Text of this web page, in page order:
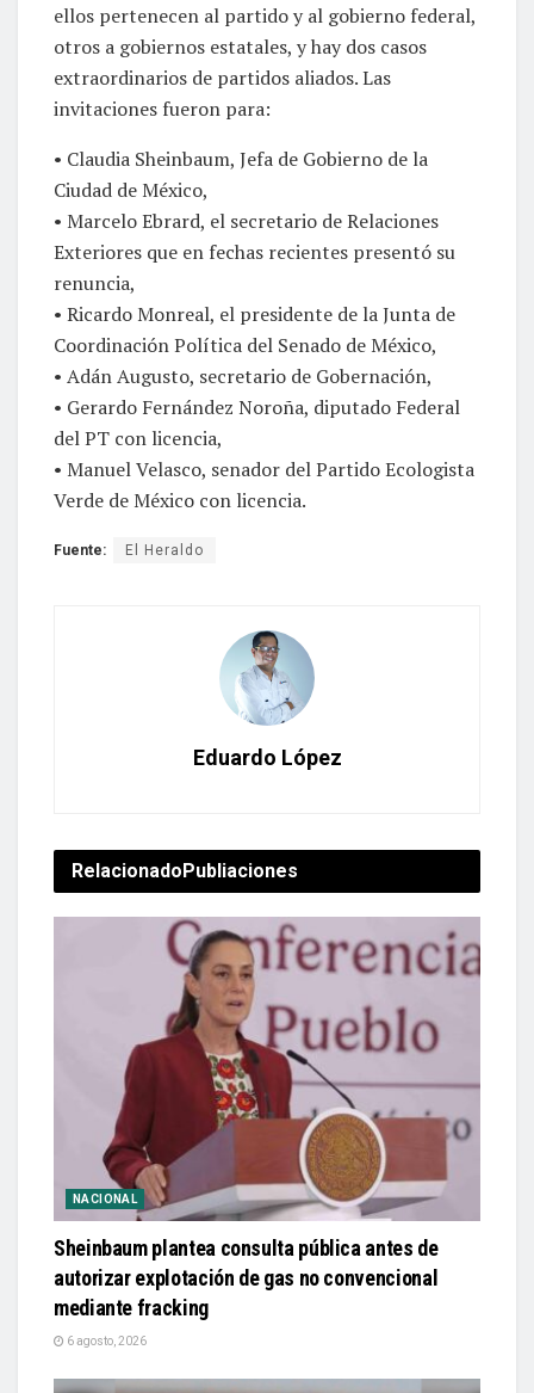
ellos pertenecen al partido y al gobierno federal,
otros a gobiernos estatales, y hay dos casos
extraordinarios de partidos aliados. Las
invitaciones fueron para:
• Claudia Sheinbaum, Jefa de Gobierno de la
Ciudad de México,
• Marcelo Ebrard, el secretario de Relaciones
Exteriores que en fechas recientes presentó su
renuncia,
• Ricardo Monreal, el presidente de la Junta de
Coordinación Política del Senado de México,
• Adán Augusto, secretario de Gobernación,
• Gerardo Fernández Noroña, diputado Federal
del PT con licencia,
• Manuel Velasco, senador del Partido Ecologista
Verde de México con licencia.
Fuente: El Heraldo
Eduardo López
RelacionadoPubliaciones
NACIONAL
Sheinbaum plantea consulta pública antes de
autorizar explotación de gas no convencional
mediante fracking
6 agosto, 2026